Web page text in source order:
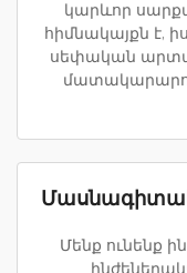
կարևոր
հիմնակայքն է, իսկ
սեփական
Մենք ունենք